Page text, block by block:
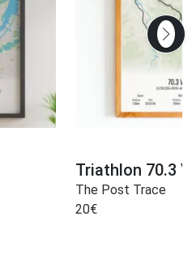
Triathlon 70.3
The Post Trace
20€